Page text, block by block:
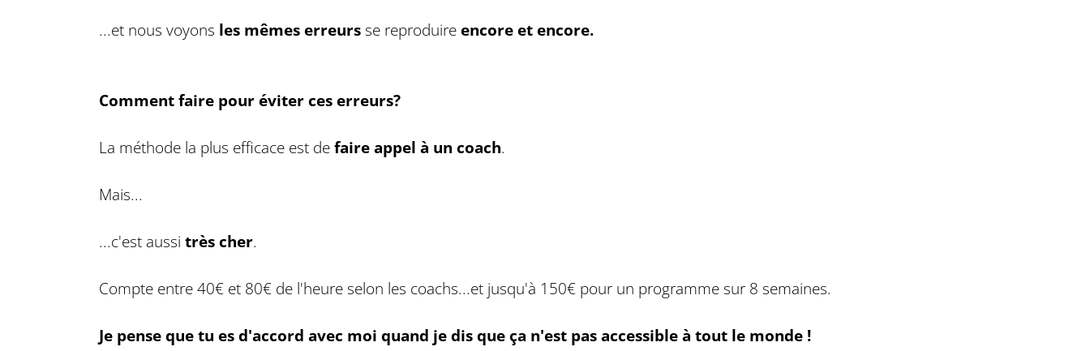
...et nous voyons les mêmes erreurs se reproduire encore et encore.
Comment faire pour éviter ces erreurs?
La méthode la plus efficace est defaire appel à un coach.
Mais...
...c'est aussi très cher.
Compte entre 40€ et 80€ de l'heure selon les coachs...et jusqu'à 150€ pour un programme sur 8 semaines.
Je pense que tu es d'accord avec moi quand je dis que ça n'est pas accessible à tout le monde !